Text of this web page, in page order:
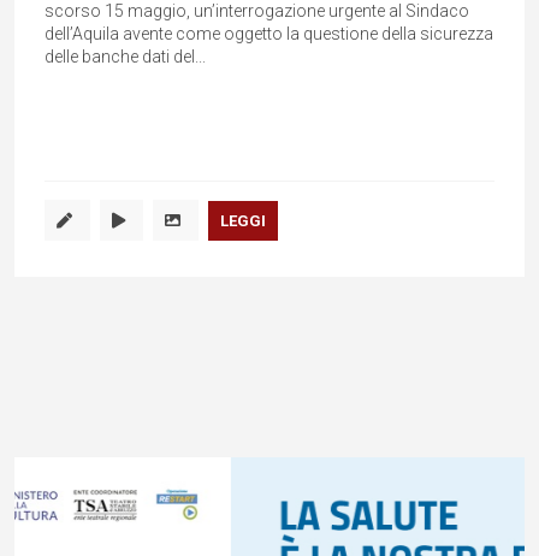
scorso 15 maggio, un’interrogazione urgente al Sindaco
dell’Aquila avente come oggetto la questione della sicurezza
delle banche dati del...
LEGGI